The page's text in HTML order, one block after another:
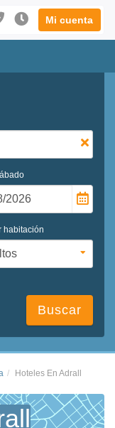
Mi cuenta
habitación
Buscar
Hoteles En Adrall